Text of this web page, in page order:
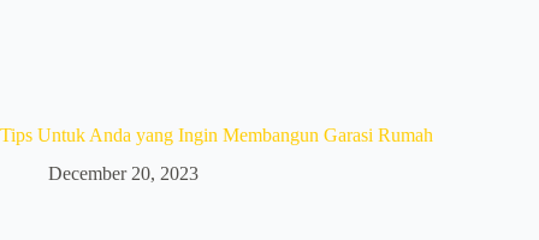
Tips Untuk Anda yang Ingin Membangun Garasi Rumah
December 20, 2023